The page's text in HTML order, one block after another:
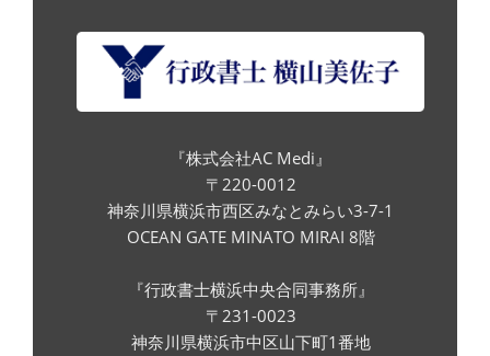
『株式会社AC Medi』
〒220-0012
神奈川県横浜市西区みなとみらい3-7-1
OCEAN GATE MINATO MIRAI 8階
『行政書士横浜中央合同事務所』
〒231-0023
神奈川県横浜市中区山下町1番地